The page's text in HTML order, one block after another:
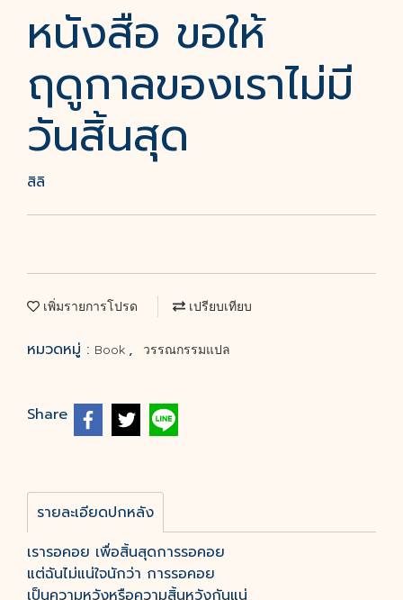
หนังสือ ขอให้
ฤดูกาลของเราไม่มี
วันสิ้นสุด
สิลิ
เพิ่มรายการโปรด เปรียบเทียบ
หมวดหมู่ : Book , วรรณกรรมแปล
Share
รายละเอียดปกหลัง
เรารอคอย เพื่อสิ้นสุดการรอคอย
แต่ฉันไม่แน่ใจนักว่า การรอคอย
เป็นความหวังหรือความสิ้นหวังกันแน่